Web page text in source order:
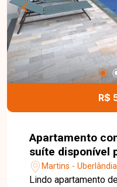
R$
Apartamento
suíte disponível
bairro Martins
Martins -
Lindo apartamento